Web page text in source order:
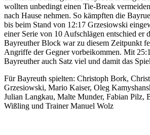
wollten unbedingt einen Tie-Break
nach Hause nehmen. So kämpften die
bis beim Stand von 12:17 Grzesiowski
einer Serie von 10 Aufschlägen entschied er
Bayreuther Block war zu diesem Zeitpunkt
Angriffe der Gegner vorbeikommen. Mit
Bayreuther auch Satz viel und damit das
Für Bayreuth spielten: Christoph Bork,
Grzesiowski, Mario Kaiser, Oleg
Julian Langkau, Malte Munder, Fabian Pilz,
Wißling und Trainer Manuel Wolz